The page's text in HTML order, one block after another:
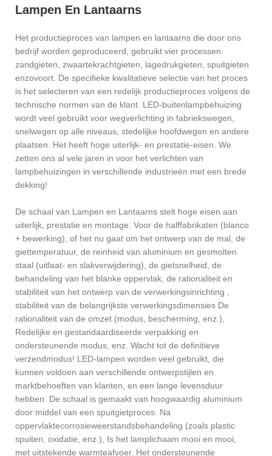
Lampen En Lantaarns
Het productieproces van lampen en lantaarns die door ons
bedrijf worden geproduceerd, gebruikt vier processen:
zandgieten, zwaartekrachtgieten, lagedrukgieten, spuitgieten
enzovoort. De specifieke kwalitatieve selectie van het proces
is het selecteren van een redelijk productieproces volgens de
technische normen van de klant. LED-buitenlampbehuizing
wordt veel gebruikt voor wegverlichting in fabriekswegen,
snelwegen op alle niveaus, stedelijke hoofdwegen en andere
plaatsen. Het heeft hoge uiterlijk- en prestatie-eisen. We
zetten ons al vele jaren in voor het verlichten van
lampbehuizingen in verschillende industrieën met een brede
dekking!
De schaal van Lampen en Lantaarns stelt hoge eisen aan
uiterlijk, prestatie en montage. Voor de halffabrikaten (blanco
+ bewerking), of het nu gaat om het ontwerp van de mal, de
giettemperatuur, de reinheid van aluminium en gesmolten
staal (uitlaat- en slakverwijdering), de gietsnelheid, de
behandeling van het blanke oppervlak, de rationaliteit en
stabiliteit van het ontwerp van de verwerkingsinrichting ,
stabiliteit van de belangrijkste verwerkingsdimensies De
rationaliteit van de omzet (modus, bescherming, enz.),
Redelijke en gestandaardiseerde verpakking en
ondersteunende modus, enz. Wacht tot de definitieve
verzendmodus! LED-lampen worden veel gebruikt, die
kunnen voldoen aan verschillende ontwerpstijlen en
marktbehoeften van klanten, en een lange levensduur
hebben. De schaal is gemaakt van hoogwaardig aluminium
door middel van een spuitgietproces. Na
oppervlaktecorrosieweerstandsbehandeling (zoals plastic
spuiten, oxidatie, enz.), Is het lamplichaam mooi en mooi,
met uitstekende warmteafvoer. Het ondersteunende